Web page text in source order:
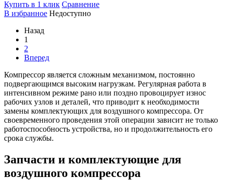
Купить в 1 клик Сравнение
В избранное Недоступно
Назад
1
2
Вперед
Компрессор является сложным механизмом, постоянно
подвергающимся высоким нагрузкам. Регулярная работа в
интенсивном режиме рано или поздно провоцирует износ
рабочих узлов и деталей, что приводит к необходимости
замены комплектующих для воздушного компрессора. От
своевременного проведения этой операции зависит не только
работоспособность устройства, но и продолжительность его
срока службы.
Запчасти и комплектующие для
воздушного компрессора